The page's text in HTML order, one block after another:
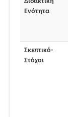
Ενότητα
Σκεπτικό-
Στόχοι